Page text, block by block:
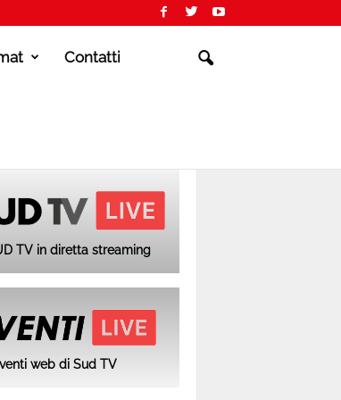
Contatti
TV in diretta streaming
web di Sud TV